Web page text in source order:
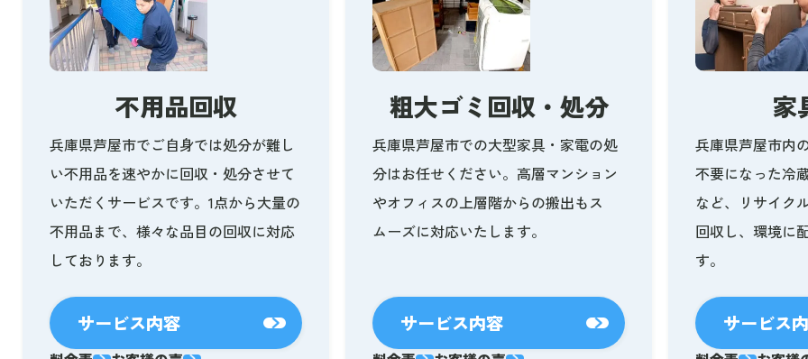
不用品回収
兵庫県芦屋市でご自身では処分が難し
い不用品を速やかに回収・処分させて
いただくサービスです。1点から大量の
不用品まで、様々な品目の回収に対応
しております。
サービス内容
粗大ゴミ回収・処分
兵庫県芦屋市での大型家具・家電の処
分はお任せください。高層マンション
やオフィスの上層階からの搬出もス
ムーズに対応いたします。
サービス内容
家
兵庫県芦屋市内
不要になった冷
など、リサイク
回収し、環境に
す。
サービス